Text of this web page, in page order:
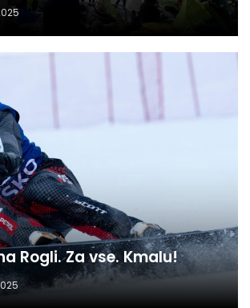
Rogli. Za vse. Kmalu!